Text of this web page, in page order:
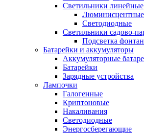
Светильники линейные
Люминисцентные
Светодиодные
Светильники садово-
Подсветка
Батарейки и аккумуляторы
Аккумуляторные
Батарейки
Зарядные устройства
Лампочки
Галогенные
Криптоновые
Накаливания
Светодиодные
Энергосберегающие